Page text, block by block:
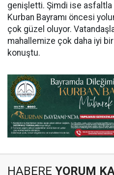
genişletti. Şimdi ise
Kurban Bayramı öncesi
çok güzel oluyor.
mahallemize çok daha iyi
konuştu.
HABERE YORUM